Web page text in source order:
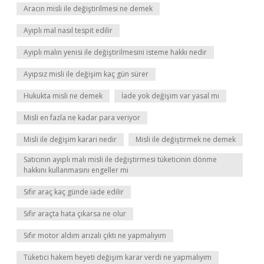
Aracın misli ile değiştirilmesi ne demek
Ayıplı mal nasıl tespit edilir
Ayıplı malın yenisi ile değiştirilmesini isteme hakkı nedir
Ayıpsız misli ile değişim kaç gün sürer
Hukukta misli ne demek İade yok değişim var yasal mı
Misli en fazla ne kadar para veriyor
Misli ile değişim karari nedir
Misli ile değiştirmek ne demek
Satıcının ayıplı malı misli ile değiştirmesi tüketicinin dönme
hakkını kullanmasını engeller mi
Sıfır araç kaç günde iade edilir
Sıfır araçta hata çıkarsa ne olur
Sıfır motor aldım arızalı çıktı ne yapmalıyım
Tüketici hakem heyeti değişim karar verdi ne yapmalıyım